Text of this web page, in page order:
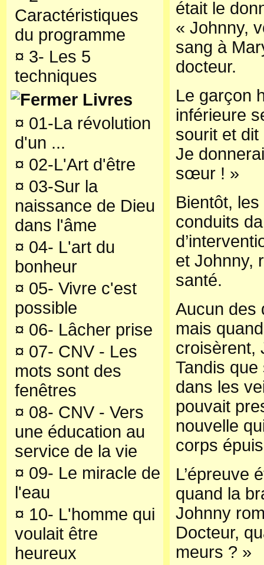
Caractéristiques
du programme
¤ 3- Les 5
techniques
Livres
¤ 01-La révolution
d'un ...
¤ 02-L'Art d'être
¤ 03-Sur la
naissance de Dieu
dans l'âme
¤ 04- L'art du
bonheur
¤ 05- Vivre c'est
possible
¤ 06- Lâcher prise
¤ 07- CNV - Les
mots sont des
fenêtres
¤ 08- CNV - Vers
une éducation au
service de la vie
¤ 09- Le miracle de
l'eau
¤ 10- L'homme qui
voulait être
heureux
était le
« Johnny,
sang à
docteur.
Le garçon
inférieure
sourit et
Je
sœur ! »
Bientôt,
conduits
et Johnny,
santé.
Aucun des
mais
croisèrent,
Tandis que
dans les
pouvait
nouvelle
corps
L’épreuve
quand la
Johnny
Docteur,
meurs ? »